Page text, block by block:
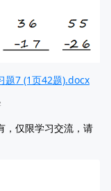
题7 (1页42题).docx
仅限学习交流，请